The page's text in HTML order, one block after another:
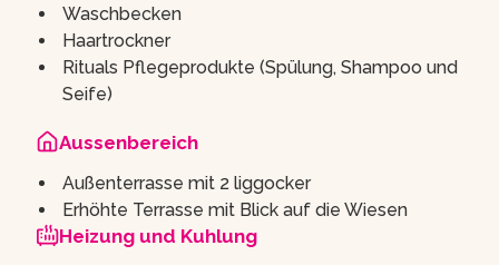
Waschbecken
Haartrockner
Rituals Pflegeprodukte (Spülung, Shampoo und
Seife)
Aussenbereich
Außenterrasse mit 2 liggocker
Erhöhte Terrasse mit Blick auf die Wiesen
Heizung und Kuhlung